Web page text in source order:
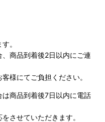
。
、商品到着後2日以内にご連
様にてご負担ください。
商品到着後7日以内に電話
させていただきます。